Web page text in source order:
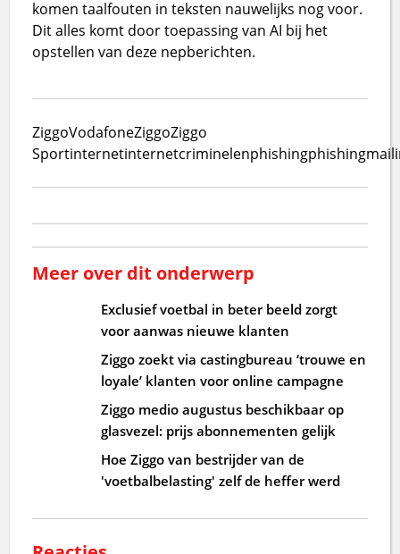
komen taalfouten in teksten nauwelijks nog voor.
Dit alles komt door toepassing van AI bij het
opstellen van deze nepberichten.
ZiggoVodafoneZiggoZiggo
Sportinternetinternetcriminelenphishingphishingmail
Meer over dit onderwerp
Exclusief voetbal in beter beeld zorgt
voor aanwas nieuwe klanten
Ziggo zoekt via castingbureau ‘trouwe en
loyale’ klanten voor online campagne
Ziggo medio augustus beschikbaar op
glasvezel: prijs abonnementen gelijk
Hoe Ziggo van bestrijder van de
'voetbalbelasting' zelf de heffer werd